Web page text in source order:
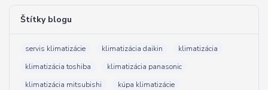
Štítky blogu
servis klimatizácie klimatizácia daikin
klimatizácia
klimatizácia toshiba
klimatizácia panasonic
klimatizácia mitsubishi
kúpa klimatizácie